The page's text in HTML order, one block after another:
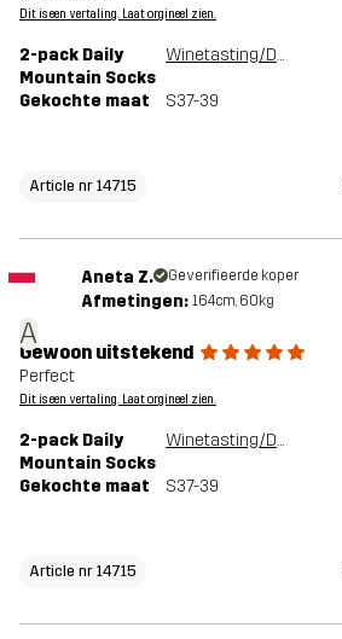
Dit is een vertaling. Laat orgineel zien.
2-pack Daily
Mountain Socks
Winetasting/Dusty Mauve
Gekochte maat S37-39
Article nr 14715
A
Aneta Z. Geverifieerde koper
Afmetingen: 164cm, 60kg
Gewoon uitstekend
Perfect
Dit is een vertaling. Laat orgineel zien.
2-pack Daily
Mountain Socks
Winetasting/Dusty Mauve
Gekochte maat S37-39
Article nr 14715